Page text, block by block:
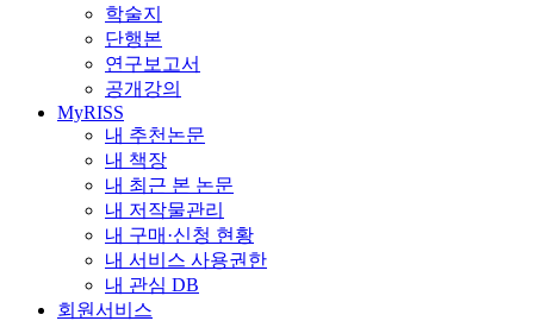
학술지
단행본
연구보고서
공개강의
MyRISS
내 추천논문
내 책장
내 최근 본 논문
내 저작물관리
내 구매·신청 현황
내 서비스 사용권한
내 관심 DB
회원서비스